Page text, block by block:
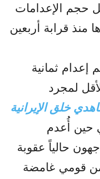
حجم الإعدامات
منذ قرابة أربعين
إعدام ثمانية
لمجرد
خلق الإيرانية
حين أُعدم
حالياً عقوبة
قومي غامضة